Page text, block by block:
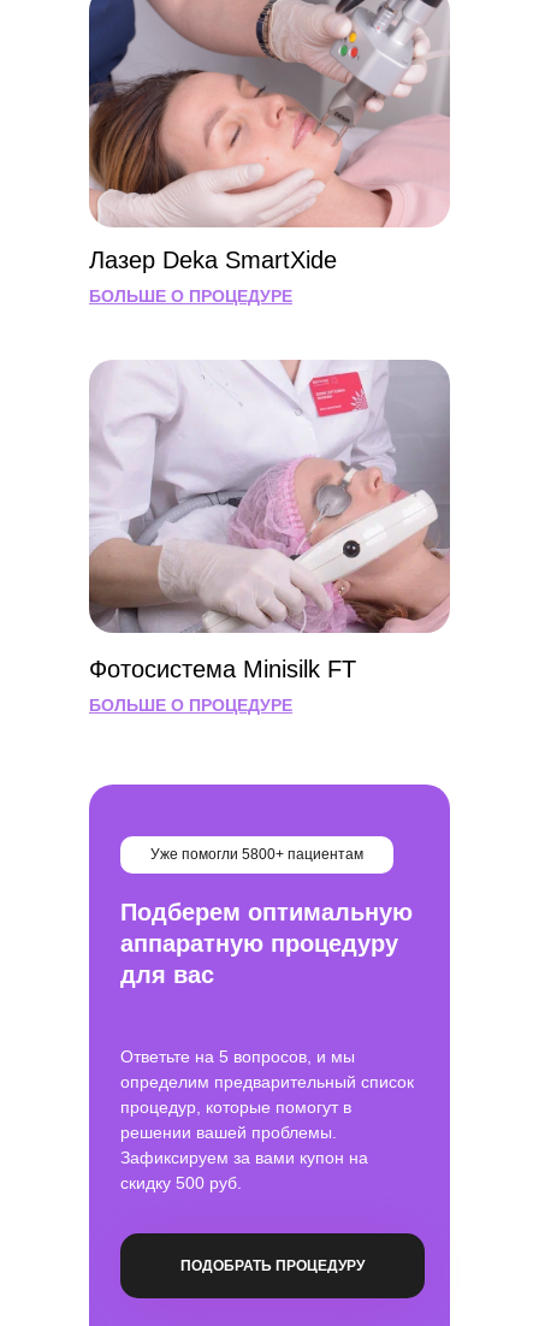
БОЛЬШЕ О ПРОЦЕДУРЕ
БОЛЬШЕ О ПРОЦЕДУРЕ
Лазер Deka SmartXide
Фотосистема Minisilk FT
Подберем оптимальную
аппаратную процедуру
для вас
Ответьте на 5 вопросов, и мы
определим предварительный список
процедур, которые помогут в
решении вашей проблемы.
Зафиксируем за вами купон на
скидку 500 руб.
Уже помогли 5800+ пациентам
ПОДОБРАТЬ ПРОЦЕДУРУ